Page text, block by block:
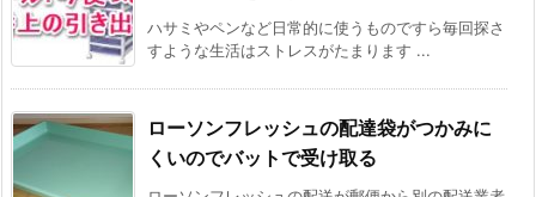
ハサミやペンなど日常的に使うものですら毎回探さ
すような生活はストレスがたまります ...
ローソンフレッシュの配達袋がつかみに
くいのでバットで受け取る